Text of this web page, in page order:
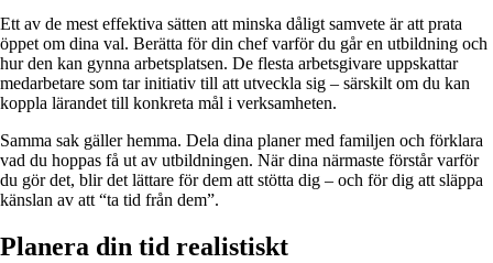
Ett av de mest effektiva sätten att minska dåligt samvete är att prata
öppet om dina val. Berätta för din chef varför du går en utbildning och
hur den kan gynna arbetsplatsen. De flesta arbetsgivare uppskattar
medarbetare som tar initiativ till att utveckla sig – särskilt om du kan
koppla lärandet till konkreta mål i verksamheten.
Samma sak gäller hemma. Dela dina planer med familjen och förklara
vad du hoppas få ut av utbildningen. När dina närmaste förstår varför
du gör det, blir det lättare för dem att stötta dig – och för dig att släppa
känslan av att “ta tid från dem”.
Planera din tid realistiskt